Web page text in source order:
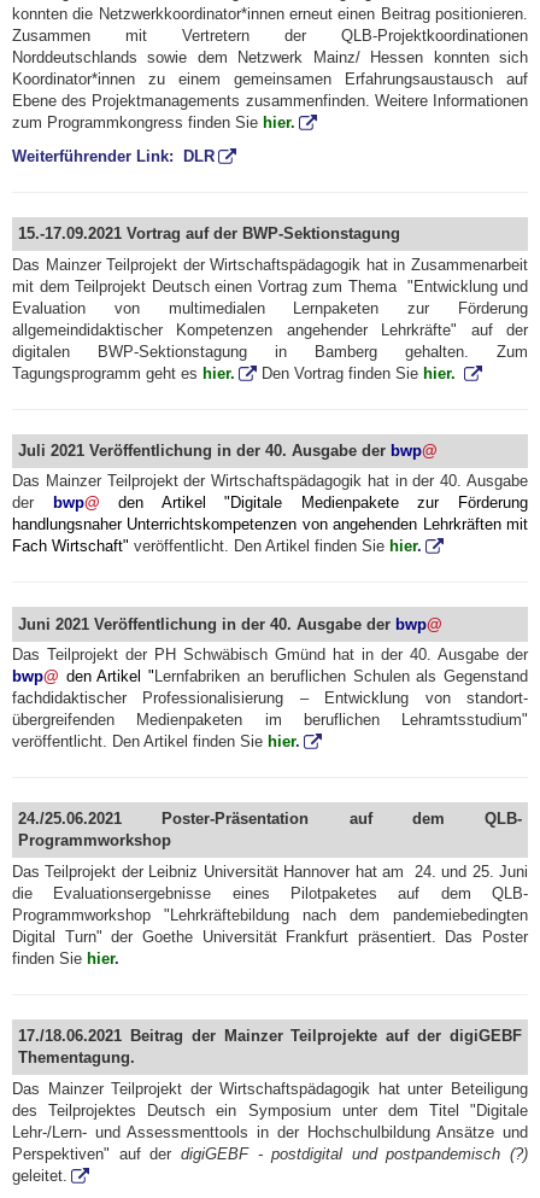
konnten die Netzwerkkoordinator*innen erneut einen Beitrag positionieren.
Zusammen mit Vertretern der QLB-Projektkoordinationen
Norddeutschlands sowie dem Netzwerk Mainz/ Hessen konnten sich
Koordinator*innen zu einem gemeinsamen Erfahrungsaustausch auf
Ebene des Projektmanagements zusammenfinden. Weitere Informationen
zum Programmkongress finden Sie hier.
Weiterführender Link: DLR
15.-17.09.2021 Vortrag auf der BWP-Sektionstagung
Das Mainzer Teilprojekt der Wirtschaftspädagogik hat in Zusammenarbeit
mit dem Teilprojekt Deutsch einen Vortrag zum Thema "Entwicklung und
Evaluation von multimedialen Lernpaketen zur Förderung
allgemeindidaktischer Kompetenzen angehender Lehrkräfte" auf der
digitalen BWP-Sektionstagung in Bamberg gehalten. Zum
Tagungsprogramm geht es hier. Den Vortrag finden Siehier.
Juli 2021 Veröffentlichung in der 40. Ausgabe der bwp@
Das Mainzer Teilprojekt der Wirtschaftspädagogik hat in der 40. Ausgabe
der
bwp@den Artikel "Digitale Medienpakete zur Förderung
handlungsnaher Unterrichtskompetenzen von angehenden Lehrkräften mit
Fach Wirtschaft" veröffentlicht. Den Artikel finden Sie hier.
Juni 2021 Veröffentlichung in der 40. Ausgabe der bwp@
Das Teilprojekt der PH Schwäbisch Gmünd hat in der 40. Ausgabe der
bwp@ den Artikel " Lernfabriken an beruflichen Schulen als Gegenstand
fachdidaktischer Professionalisierung – Entwicklung von standort-
übergreifenden Medienpaketen im beruflichen Lehramtsstudium"
veröffentlicht. Den Artikel finden Sie hier.
24./25.06.2021 Poster-Präsentation auf dem QLB-
Programmworkshop
Das Teilprojekt der Leibniz Universität Hannover hat am 24. und 25. Juni
die Evaluationsergebnisse eines Pilotpaketes auf dem QLB-
Programmworkshop "Lehrkräftebildung nach dem pandemiebedingten
Digital Turn" der Goethe Universität Frankfurt präsentiert. Das Poster
finden Sie hier.
17./18.06.2021 Beitrag der Mainzer Teilprojekte auf der digiGEBF
Thementagung.
Das Mainzer Teilprojekt der Wirtschaftspädagogik hat unter Beteiligung
des Teilprojektes Deutsch ein Symposium unter dem Titel "Digitale
Lehr-/Lern- und Assessmenttools in der Hochschulbildung Ansätze und
Perspektiven" auf der digiGEBF - postdigital und postpandemisch (?)
geleitet.